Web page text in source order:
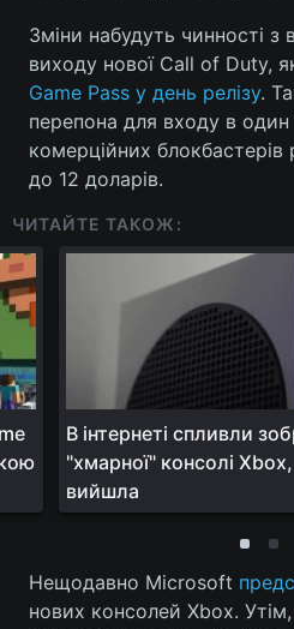
Зміни набудуть чинності з
виходу нової Call of Duty,
Game Pass у день релізу.
перепона для входу в один
комерційних блокбастерів
до 12 доларів.
ЧИТАЙТЕ ТАКОЖ:
В інтернеті спливли
"хмарної" консолі Xbox,
вийшла
Нещодавно Microsoft
нових консолей Xbox.